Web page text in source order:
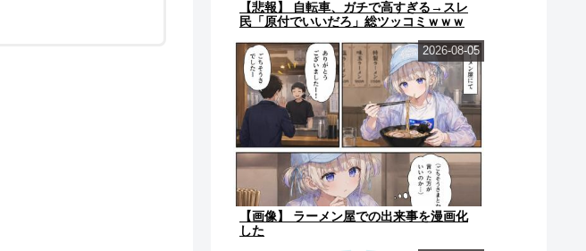
【悲報】 自転車、ガチで高すぎる→スレ
民「原付でいいだろ」総ツッコミｗｗｗ
【画像】 ラーメン屋での出来事を漫画化
した
2026-08-05